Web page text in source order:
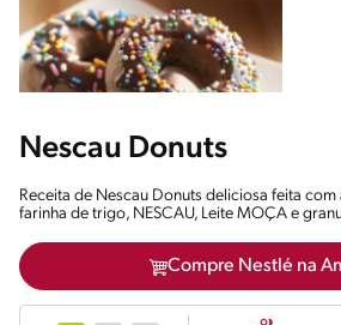
Nescau Donuts
Receita de Nescau Donuts deliciosa feita com
farinha de trigo, NESCAU, Leite MOÇA e
Compre Nestlé na